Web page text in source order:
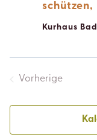
Kurhaus
Vorherige